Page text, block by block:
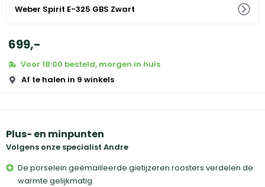
Weber Spirit E-325 GBS Zwart
699,-
Voor 18:00 besteld, morgen in huis
Af te halen in 9 winkels
Plus- en minpunten
Volgens onze specialist Andre
De porselein geëmailleerde gietijzeren roosters verdelen de
warmte gelijkmatig